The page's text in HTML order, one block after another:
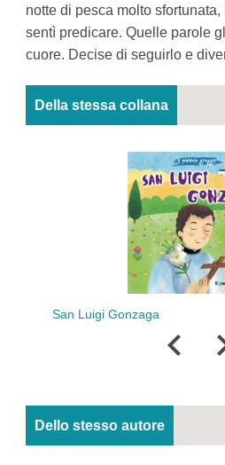
notte di pesca molto
sentì predicare. Quelle parole
cuore. Decise di seguirlo e
Della stessa collana
San Luigi Gonzaga
Dello stesso autore